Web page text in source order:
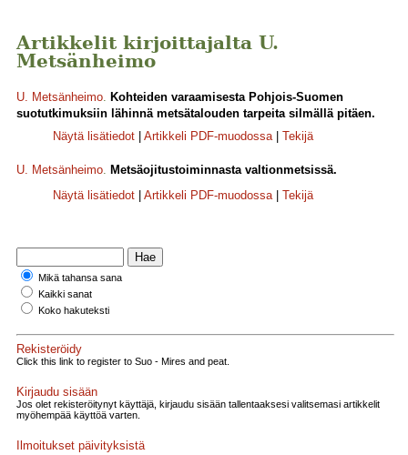
Artikkelit kirjoittajalta U.
Metsänheimo
U. Metsänheimo. Kohteiden varaamisesta Pohjois-Suomen
suotutkimuksiin lähinnä metsätalouden tarpeita silmällä pitäen.
Näytä lisätiedot
Artikkeli PDF-muodossa| Tekijä
U. Metsänheimo. Metsäojitustoiminnasta valtionmetsissä.
Näytä lisätiedot
Artikkeli PDF-muodossa| Tekijä
Mikä tahansa sana
Kaikki sanat
Koko hakuteksti
Rekisteröidy
Click this link to register to Suo - Mires and peat.
Kirjaudu sisään
Jos olet rekisteröitynyt käyttäjä, kirjaudu sisään tallentaaksesi valitsemasi artikkelit
myöhempää käyttöä varten.
Ilmoitukset päivityksistä